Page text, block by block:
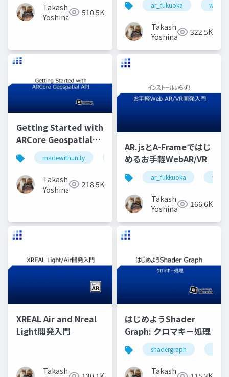
Takashi
Yoshinaga 510.5K
ar_fukuoka webar
Takashi
Yoshinaga 322.5K
Getting Started with
ARCore Geospatial
API & Unitymadewithunity ar_fukuoka arcore
Takashi
Yoshinaga 218.5K
AR.jsとA-Frameではじ
めるお手軽WebAR/VR
ar_fukkuoka
Takashi
Yoshinaga 166.6K
XREAL Air and Nreal
Light開発入門
Takashi
はじめようShader
Graph: クロマキー処理
shadergraph
Takashi